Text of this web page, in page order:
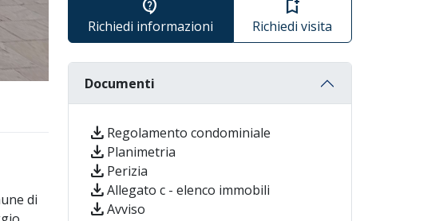
di
contact_support
Richiedi informazioni
bookmark_add
Richiedi visita
Documenti
download Regolamento condominiale
download Planimetria
download Perizia
downloadAllegato c - elenco immobili
downloadAvviso